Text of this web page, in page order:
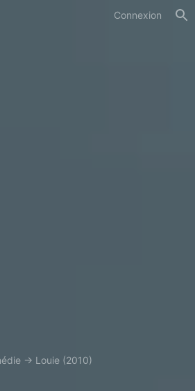
Connexion
→ Louie (2010)